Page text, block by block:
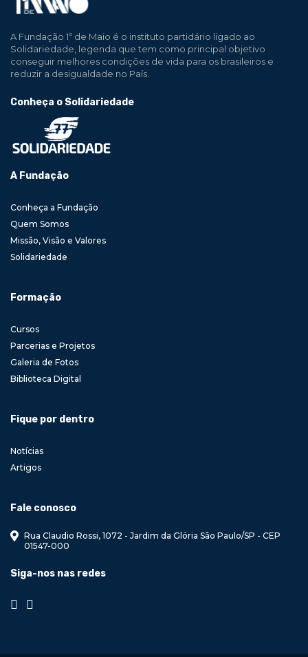
A Fundação 1º de Maio é o instituto partidário ligado ao
Solidariedade, legenda que tem como principal objetivo
conseguir melhores condições de vida para os brasileiros e
reduzir a desigualdade no País.
Conheça o Solidariedade
A Fundação
Conheça a Fundação
Quem Somos
Missão, Visão e Valores
Solidariedade
Formação
Cursos
Parcerias e Projetos
Galeria de Fotos
Biblioteca Digital
Fique por dentro
Notícias
Artigos
Fale conosco
Rua Claudio Rossi, 1072 - Jardim da Glória São Paulo/SP - CEP
01547-000
Siga-nos nas redes